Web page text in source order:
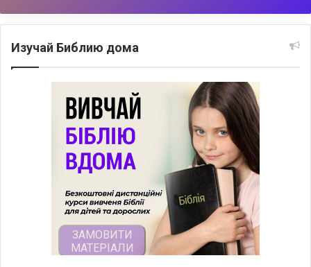
Изучай Библию дома